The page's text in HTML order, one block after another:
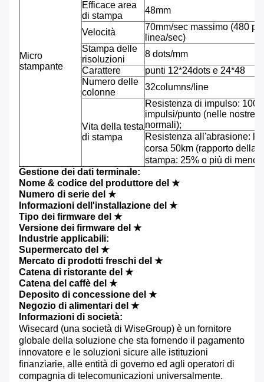
Micro
stampante
Efficace area
di stampa
48mm
Velocità
70mm/sec massimo (480
linea/sec)
Stampa delle
risoluzioni
8 dots/mm
Carattere
punti 12*24dots e 24*48
Numero delle
colonne
32columns/line
Vita della testa
di stampa
Resistenza di impulso: 100
impulsi/punto (nelle nostre
normali);
Resistenza all'abrasione:
corsa 50km (rapporto della
stampa: 25% o più di meno)
Gestione dei dati terminale:
Nome & codice del produttore del ★
Numero di serie del ★
Informazioni dell'installazione del ★
Tipo dei firmware del ★
Versione dei firmware del ★
Industrie applicabili:
Supermercato del ★
Mercato di prodotti freschi del ★
Catena di ristorante del ★
Catena del caffè del ★
Deposito di concessione del ★
Negozio di alimentari del ★
Informazioni di società:
Wisecard (una società di WiseGroup) è un fornitore
globale della soluzione che sta fornendo il pagamento
innovatore e le soluzioni sicure alle istituzioni
finanziarie, alle entità di governo ed agli operatori di
compagnia di telecomunicazioni universalmente.